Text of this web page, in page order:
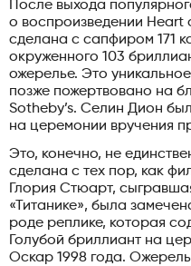
После выхода
о воспроизведении Heart
сделана с сапфиром 171
окруженного 103
ожерелье. Это
позже пожертвовано на
Sotheby’s. Селин Дион
на церемонии вручения
Это, конечно, не
сделана с тех пор, как
Глория Стюарт,
«Титанике», была
роде реплике, которая
Голубой бриллиант на
Оскар 1998 года.